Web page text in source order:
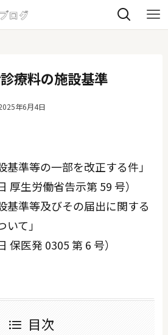
療料の施設基準
年6月4日
基準等の一部を改正する件」
厚生労働省告示第 59 号）
基準等及びその届出に関する
て」
保医発 0305 第 6 号）
目次